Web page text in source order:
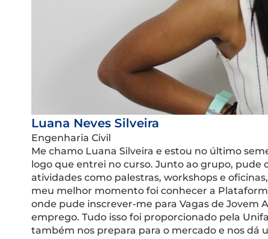
Luana Neves Silveira
Engenharia Civil
Me chamo Luana Silveira e estou no último
logo que entrei no curso. Junto ao grupo,
atividades como palestras, workshops e
meu melhor momento foi conhecer a
onde pude inscrever-me para Vagas de Jovem
emprego. Tudo isso foi proporcionado pela
também nos prepara para o mercado e nos dá